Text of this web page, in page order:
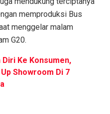
memproduksi Bus
menggelar malam
G20.
Diri Ke Konsumen,
Showroom Di 7